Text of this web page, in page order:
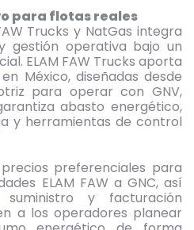
para flotas reales
Trucks y NatGas integra
gestión operativa bajo un
ELAM FAW Trucks aporta
México, diseñadas desde
para operar con GNV,
abasto energético,
y herramientas de control
preferenciales para
ELAM FAW a GNC, así
y facturación
a los operadores planear